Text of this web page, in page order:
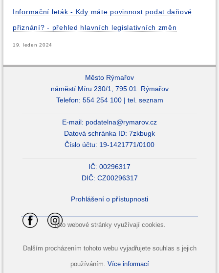
Informační leták - Kdy máte povinnost podat daňové
přiznání? - přehled hlavních legislativních změn
19. leden 2024
Město Rýmařov
náměstí Míru 230/1, 795 01 Rýmařov
Telefon: 554 254 100 | tel. seznam
E-mail: podatelna@rymarov.cz
Datová schránka ID: 7zkbugk
Číslo účtu: 19-1421771/0100
IČ: 00296317
DIČ: CZ00296317
Prohlášení o přístupnosti
Tyto webové stránky využívají cookies.
Dalším procházením tohoto webu vyjadřujete souhlas s jejich
používáním. Více informací